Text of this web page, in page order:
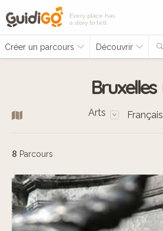
Every place has
a story to tell
Créer un parcours Découvrir
Bruxelles
Arts Français
8 Parcours